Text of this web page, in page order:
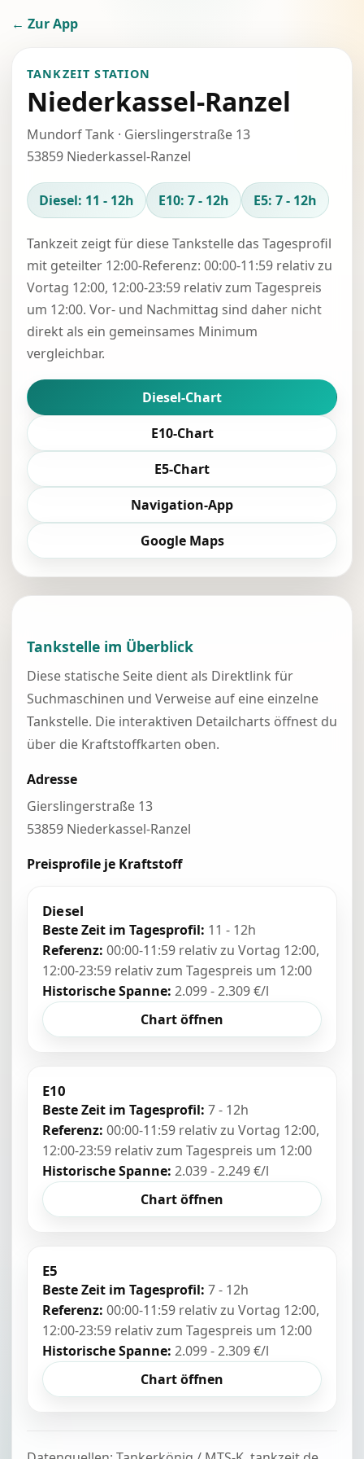
← Zur App
TANKZEIT STATION
Niederkassel-Ranzel
Mundorf Tank · Gierslingerstraße 13
53859 Niederkassel-Ranzel
Diesel: 11 - 12h E10: 7 - 12h E5: 7 - 12h
Tankzeit zeigt für diese Tankstelle das Tagesprofil
mit geteilter 12:00-Referenz: 00:00-11:59 relativ zu
Vortag 12:00, 12:00-23:59 relativ zum Tagespreis
um 12:00. Vor- und Nachmittag sind daher nicht
direkt als ein gemeinsames Minimum
vergleichbar.
Diesel-Chart
E10-Chart
E5-Chart
Navigation-App
Google Maps
Tankstelle im Überblick
Diese statische Seite dient als Direktlink für
Suchmaschinen und Verweise auf eine einzelne
Tankstelle. Die interaktiven Detailcharts öffnest du
über die Kraftstoffkarten oben.
Adresse
Gierslingerstraße 13
53859 Niederkassel-Ranzel
Preisprofile je Kraftstoff
Diesel
Beste Zeit im Tagesprofil: 11 - 12h
Referenz: 00:00-11:59 relativ zu Vortag 12:00,
12:00-23:59 relativ zum Tagespreis um 12:00
Historische Spanne: 2.099 - 2.309 €/l
Chart öffnen
E10
Beste Zeit im Tagesprofil: 7 - 12h
Referenz: 00:00-11:59 relativ zu Vortag 12:00,
12:00-23:59 relativ zum Tagespreis um 12:00
Historische Spanne: 2.039 - 2.249 €/l
Chart öffnen
E5
Beste Zeit im Tagesprofil: 7 - 12h
Referenz: 00:00-11:59 relativ zu Vortag 12:00,
12:00-23:59 relativ zum Tagespreis um 12:00
Historische Spanne: 2.099 - 2.309 €/l
Chart öffnen